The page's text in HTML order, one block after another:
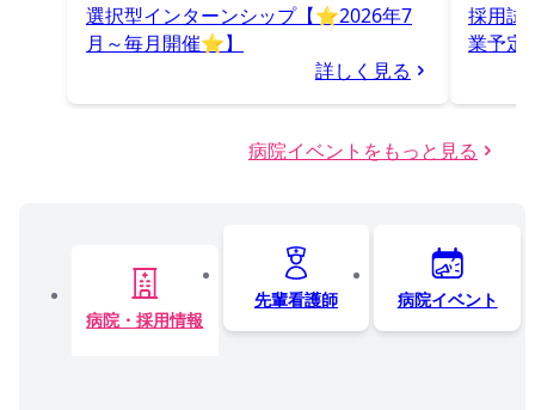
選択型インターンシップ【⭐2026年7
月～毎月開催⭐】
詳しく見る
採用試
業予定
病院イベントをもっと見る
病院・採用情報
先輩看護師 病院イベント